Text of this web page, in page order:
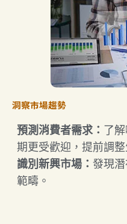
洞察市場趨勢
預測消費者需求：​ 了
期更受歡迎，提前調
識別新興市場：發現
範疇。